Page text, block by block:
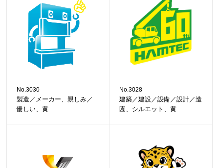
No.3030
製造／メーカー、親しみ／
優しい、黄
No.3028
建築／建設／設備／設計／造
園、シルエット、黄